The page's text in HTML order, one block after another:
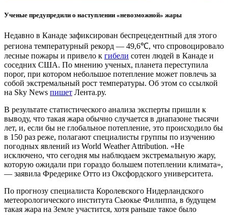
Ученые предупредили о наступлении «невозможной» жары
Недавно в Канаде зафиксирован беспрецедентный для этого
региона температурный рекорд — 49,6℃, что спровоцировало
лесные пожары и привело к гибели сотен людей в Канаде и
соседних США. По мнению ученых, планета переступила
порог, при котором небольшое потепление может повлечь за
собой экстремальный рост температуры. Об этом со ссылкой
на Sky News пишет Лента.ру.
В результате статистического анализа эксперты пришли к
выводу, что такая жара обычно случается в диапазоне тысячи
лет, и, если бы не глобальное потепление, это происходило бы
в 150 раз реже, полагают специалисты группы по изучению
погодных явлений из World Weather Attribution. «Не
исключено, что сегодня мы наблюдаем экстремальную жару,
которую ожидали при гораздо большем потеплении климата»,
— заявила Фредерике Отто из Оксфордского университета.
По прогнозу специалиста Королевского Нидерландского
метеорологического института Сьюкье Филиппа, в будущем
такая жара на Земле участится, хотя раньше такое было